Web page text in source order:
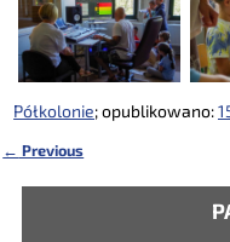
Półkolonie; opublikowano:
← Previous